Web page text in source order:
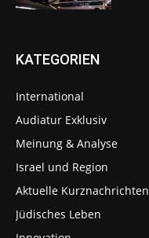
KATEGORIEN
International
Audiatur Exklusiv
Meinung & Analyse
Israel und Region
Aktuelle Kurznachrichten
Jüdisches Leben